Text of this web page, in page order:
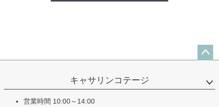
ップ
キャサリンコテージ
営業時間 10:00～14:00